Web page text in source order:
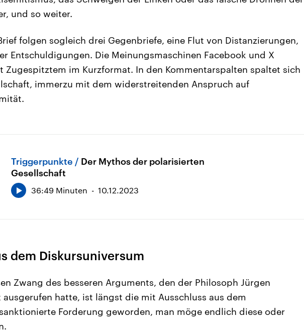
und so weiter.
folgen sogleich drei Gegenbriefe, eine Flut von Distanzierungen,
Entschuldigungen. Die Meinungsmaschinen Facebook und X
Zugespitztem im Kurzformat. In den Kommentarspalten spaltet sich
immerzu mit dem widerstreitenden Anspruch auf
Triggerpunkte
Der Mythos der polarisierten
Gesellschaft
36:49 Minuten 10.12.2023
dem Diskursuniversum
Zwang des besseren Arguments, den der Philosoph Jürgen
ausgerufen hatte, ist längst die mit Ausschluss aus dem
Forderung geworden, man möge endlich diese oder